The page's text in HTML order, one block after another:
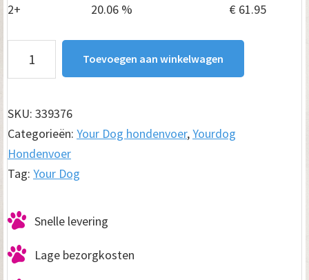
2+ 20.06 % € 61.95
Senior
12kg
aantal
Toevoegen aan winkelwagen
SKU: 339376
Categorieën: Your Dog hondenvoer,Yourdog
Hondenvoer
Tag: Your Dog
Snelle levering
Lage bezorgkosten